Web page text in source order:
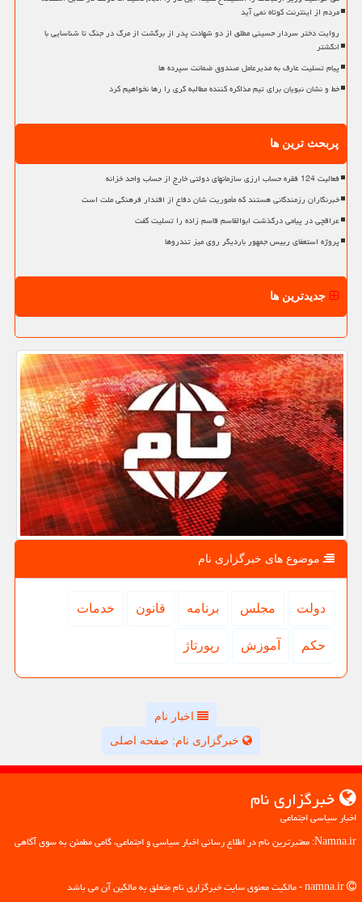
مردم از اینترنت کوتاه نمی آید
روایت دختر سردار حسینی مطلق از دو شهادت پدر از برگشت از مرگ در جنگ تا شناسایی با
انگشتر
پیام تسلیت عارف به مدیرعامل صندوق ضمانت سپرده ها
خط و نشان نبویان برای تیم مذاکره کننده مطالبه گری را رها نخواهیم کرد
پربحث ترین ها
فعالیت 124 فقره حساب ارزی سازمانهای دولتی خارج از حساب واحد خزانه
خبرنگاران رزمندگانی هستند که مأموریت شان دفاع از اقتدار فرهنگی ملت است
عراقچی در پیامی درگذشت ابوالقاسم قاسم زاده را تسلیت گفت
پروژه استعفای رییس جمهور باردیگر روی میز تندروها
جدیدترین ها
موضوع های خبرگزاری نام
دولت مجلس برنامه قانون خدمات
حكم آموزش رپورتاژ
اخبار نام
خبرگزاری نام: صفحه اصلی
خبرگزاری نام
اخبار سیاسی اجتماعی
Namna.ir: معتبرترین نام در اطلاع رسانی اخبار سیاسی و اجتماعی، گامی مطمئن به سوی آگاهی